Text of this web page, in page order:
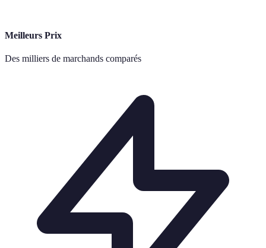
Meilleurs Prix
Des milliers de marchands comparés